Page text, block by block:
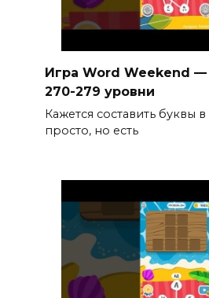
Игра Word Weekend —
270-279 уровни
Кажется составить буквы
просто, но есть